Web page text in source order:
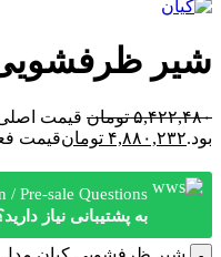
شیر
۵,۴۲۲,۴۸۰ تومان
بود.۴,۸۸۰,۲۳۲ تومانقیمت فعلی:
/ Pre-sale Questions
به پشتیبانی نیاز